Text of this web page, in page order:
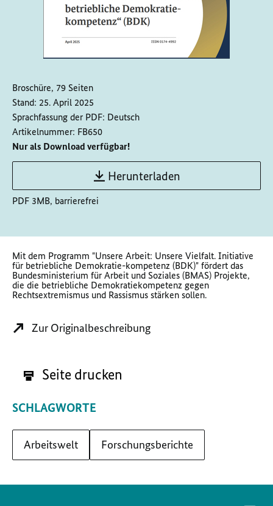
Broschüre, 79 Seiten
Stand: 25. April 2025
Sprachfassung der PDF: Deutsch
Artikelnummer: FB650
Nur als Download verfügbar!
Herunterladen
PDF 3MB, barrierefrei
Mit dem Programm "Unsere Arbeit: Unsere Vielfalt. Initiative
für betriebliche Demokratie-kompetenz (BDK)" fördert das
Bundesministerium für Arbeit und Soziales (BMAS) Projekte,
die die betriebliche Demokratiekompetenz gegen
Rechtsextremismus und Rassismus stärken sollen.
Zur Originalbeschreibung
Seite drucken
SCHLAGWORTE
Arbeitswelt Forschungsberichte